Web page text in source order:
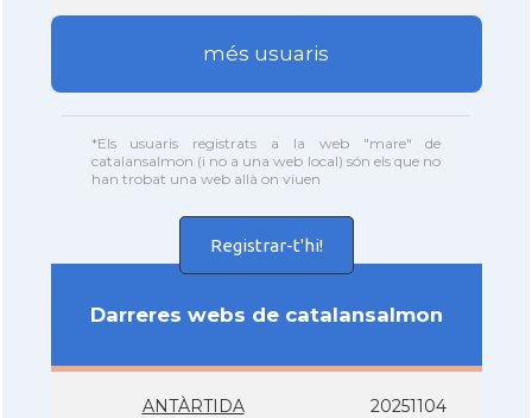
més usuaris
*Els usuaris registrats a la web "mare" de
catalansalmon (i no a una web local) són els que no
han trobat una web allà on viuen
Registrar-t'hi!
Darreres webs de catalansalmon
ANTÀRTIDA 20251104